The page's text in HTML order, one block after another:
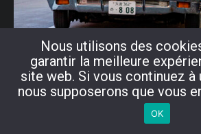
Nous utilisons des
garantir la meilleure
site web. Si vous continuez
nous supposerons que vous
OK